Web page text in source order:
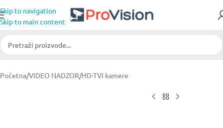
Skip to navigation
Skip to main content
Početna/VIDEO NADZOR/HD-TVI kamere